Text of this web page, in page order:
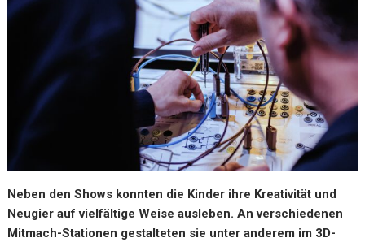
Neben den Shows konnten die Kinder ihre Kreativität und
Neugier auf vielfältige Weise ausleben. An verschiedenen
Mitmach-Stationen gestalteten sie unter anderem im 3D-